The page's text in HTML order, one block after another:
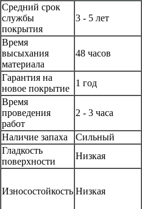
Средний срок
службы
покрытия
3 - 5 лет
Время
высыхания
материала
48 часов
Гарантия на
новое покрытие
1 год
Время
проведения
работ
2 - 3 часа
Наличие запаха Сильный
Гладкость
поверхности
Низкая
Износостойкость Низкая